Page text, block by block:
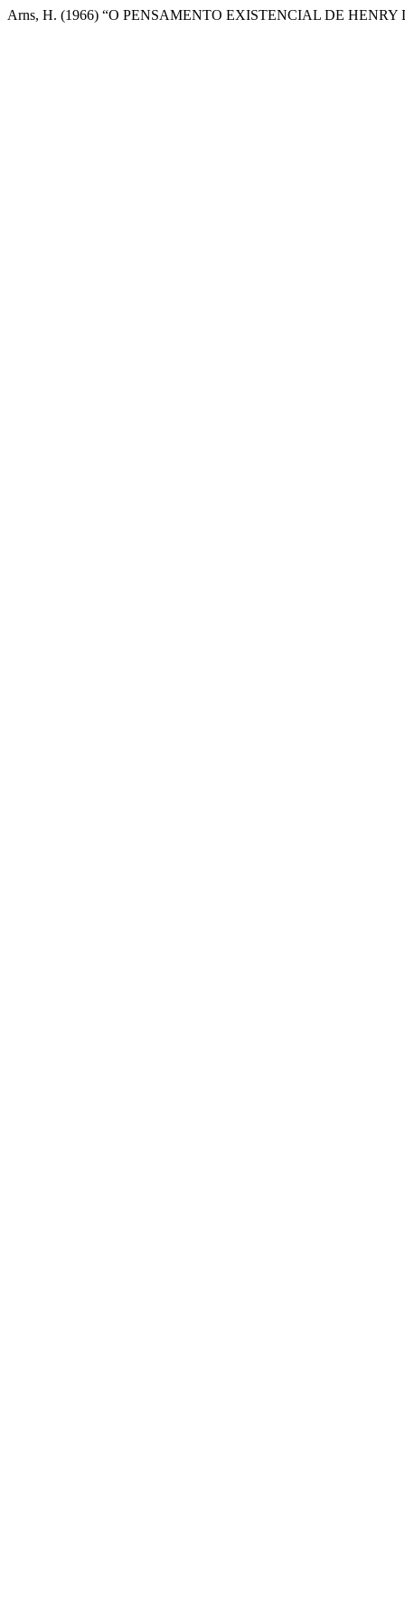
Arns, H. (1966) “O PENSAMENTO EXISTENCIAL DE